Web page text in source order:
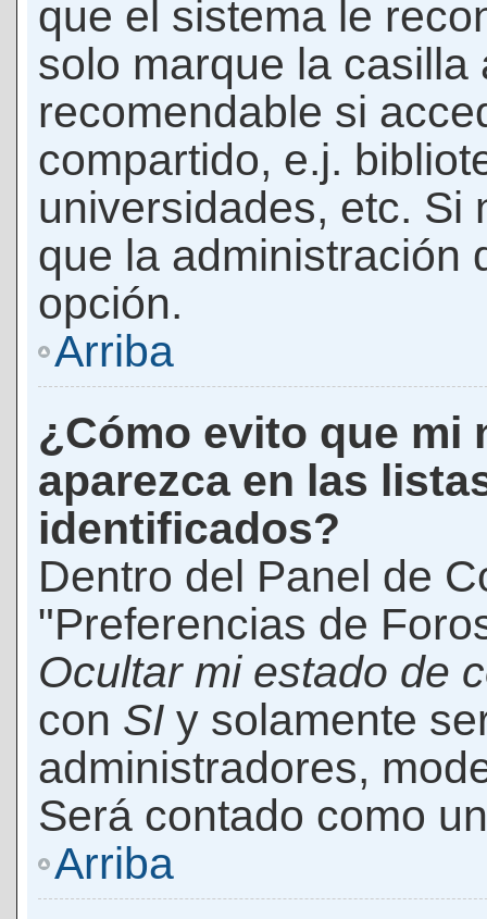
que el sistema le
solo marque la casilla
recomendable si
compartido, e.j.
universidades, etc. Si
que la administración
opción.
Arriba
¿Cómo evito que mi
aparezca en las
identificados?
Dentro del Panel de
"Preferencias de
Ocultar mi estado de
con SI y solamente
administradores,
Será contado como
Arriba